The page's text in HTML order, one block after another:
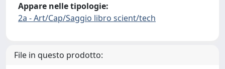
Appare nelle tipologie:
2a - Art/Cap/Saggio libro scient/tech
File in questo prodotto: